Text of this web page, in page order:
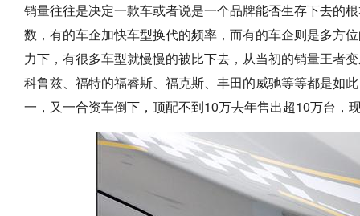
销量往往是决定一款车或者说是一个品牌能否生存下去的
数，有的车企加快车型换代的频率，而有的车企则是多方
力下，有很多车型就慢慢的被比下去，从当初的销量王者
科鲁兹、福特的福睿斯、福克斯、丰田的威驰等等都是如
一，又一合资车倒下，顶配不到10万去年售出超10万台，